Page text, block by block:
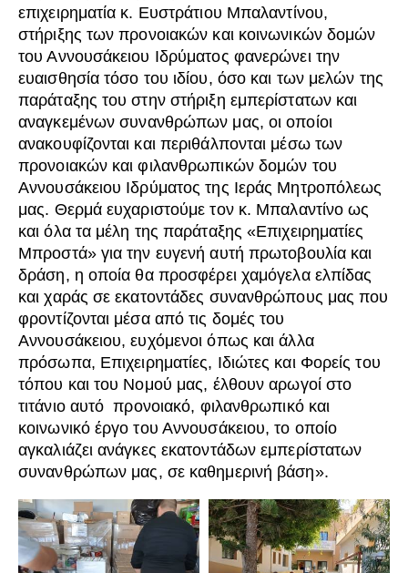
επιχειρηματία κ. Ευστράτιου Μπαλαντίνου,
στήριξης των προνοιακών και κοινωνικών δομών
του Αννουσάκειου Ιδρύματος φανερώνει την
ευαισθησία τόσο του ιδίου, όσο και των μελών της
παράταξης του στην στήριξη εμπερίστατων και
αναγκεμένων συνανθρώπων μας, οι οποίοι
ανακουφίζονται και περιθάλπονται μέσω των
προνοιακών και φιλανθρωπικών δομών του
Αννουσάκειου Ιδρύματος της Ιεράς Μητροπόλεως
μας. Θερμά ευχαριστούμε τον κ. Μπαλαντίνο ως
και όλα τα μέλη της παράταξης «Επιχειρηματίες
Μπροστά» για την ευγενή αυτή πρωτοβουλία και
δράση, η οποία θα προσφέρει χαμόγελα ελπίδας
και χαράς σε εκατοντάδες συνανθρώπους μας που
φροντίζονται μέσα από τις δομές του
Αννουσάκειου, ευχόμενοι όπως και άλλα
πρόσωπα, Επιχειρηματίες, Ιδιώτες και Φορείς του
τόπου και του Νομού μας, έλθουν αρωγοί στο
τιτάνιο αυτό προνοιακό, φιλανθρωπικό και
κοινωνικό έργο του Αννουσάκειου, το οποίο
αγκαλιάζει ανάγκες εκατοντάδων εμπερίστατων
συνανθρώπων μας, σε καθημερινή βάση».